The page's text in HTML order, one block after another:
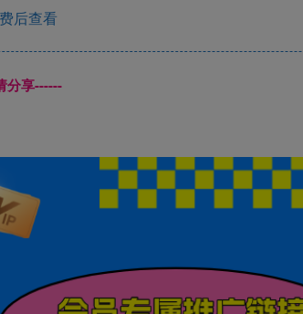
后查看
分享------